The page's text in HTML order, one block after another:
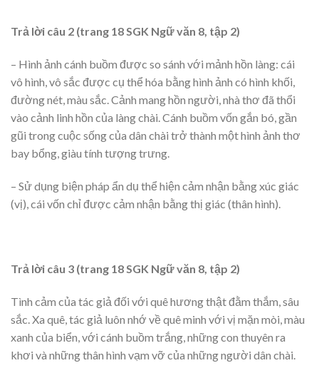
Trả lời câu 2 (trang 18 SGK Ngữ văn 8, tập 2)
– Hình ảnh cánh buồm được so sánh với mảnh hồn làng: cái
vô hình, vô sắc được cụ thể hóa bằng hình ảnh có hình khối,
đường nét, màu sắc. Cảnh mang hồn người, nhà thơ đã thổi
vào cảnh linh hồn của làng chài. Cánh buồm vốn gắn bó, gần
gũi trong cuộc sống của dân chài trở thành một hình ảnh thơ
bay bổng, giàu tính tượng trưng.
– Sử dụng biện pháp ẩn dụ thể hiện cảm nhận bằng xúc giác
(vị), cái vốn chỉ được cảm nhận bằng thị giác (thân hình).
Trả lời câu 3 (trang 18 SGK Ngữ văn 8, tập 2)
Tình cảm của tác giả đối với quê hương thật đằm thắm, sâu
sắc. Xa quê, tác giả luôn nhớ về quê minh với vị mặn mòi, màu
xanh của biển, với cánh buồm trắng, những con thuyên ra
khơi và những thân hình vạm vỡ của những người dân chài.